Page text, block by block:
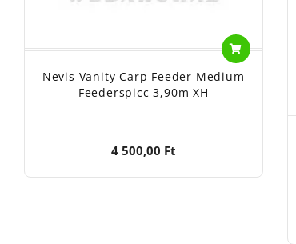
Nevis Vanity Carp Feeder Medium
Feederspicc 3,90m XH
4 500,00 Ft